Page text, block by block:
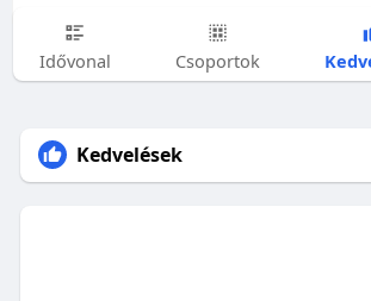
Idővonal Csoportok
Kedvelések